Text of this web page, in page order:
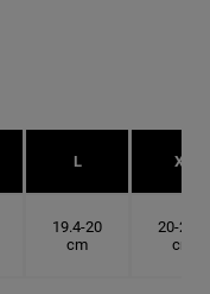
L XL
19.4-20
cm
20-20.6
cm